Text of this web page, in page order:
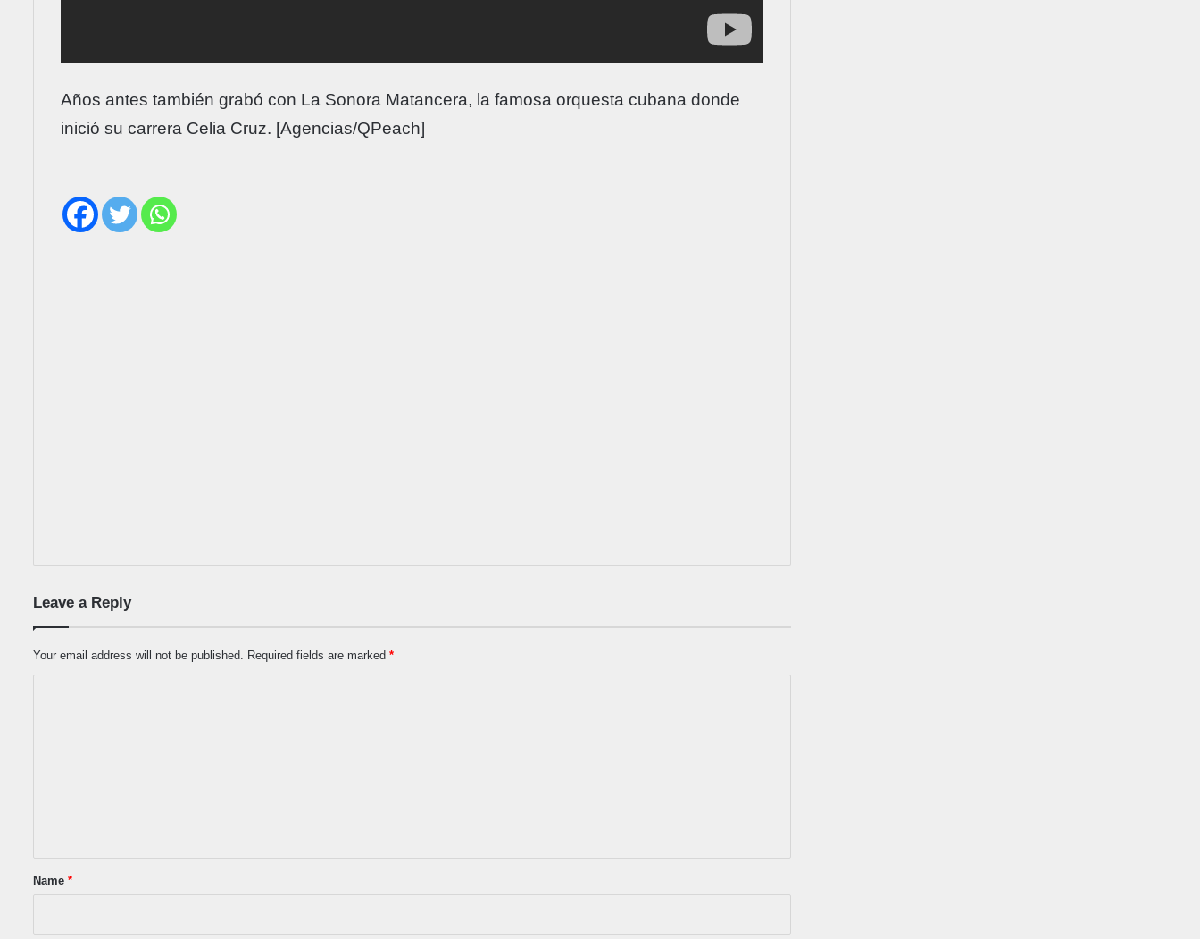
Años antes también grabó con La Sonora Matancera, la famosa orquesta cubana donde
inició su carrera Celia Cruz. [Agencias/QPeach]
Leave a Reply
Your email address will not be published. Required fields are marked *
*
Name *